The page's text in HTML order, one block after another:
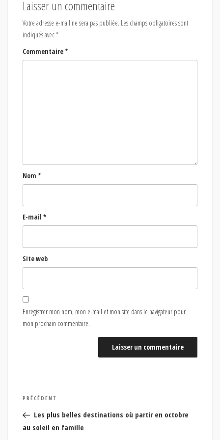
Laisser un commentaire
Votre adresse e-mail ne sera pas publiée. Les champs obligatoires sont
indiqués avec*
Commentaire*
Nom *
E-mail *
Site web
Enregistrer mon nom, mon e-mail et mon site dans le navigateur pour
mon prochain commentaire.
Navigation
de
l’article
Article
précédent
PRÉCÉDENT
Les plus belles destinations où partir en octobre
au soleil en famille